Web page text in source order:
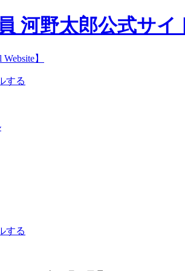
河野太郎公式サイ
】